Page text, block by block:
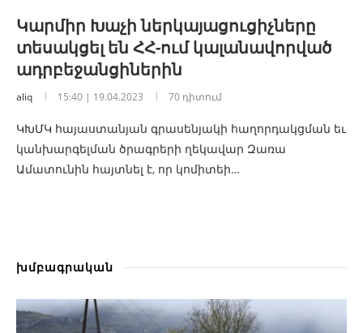
Կարմիր Խաչի ներկայացուցիչները
տեսակցել են ՀՀ-ում կալանավորված
ադրբեջանցիներին
aliq 15:40 | 19.04.2023 70 դիտում
ԿԽՄԿ հայաստանյան գրասենյակի հաղորդակցման եւ
կանխարգելման ծրագրերի ղեկավար Զառա
Ամատունին հայտնել է, որ կոմիտեի…
խմբագրական